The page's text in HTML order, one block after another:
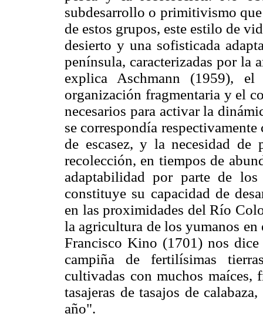
subdesarrollo o primitivismo
de estos grupos, este estilo de
desierto y una sofisticada
península, caracterizadas por la
explica Aschmann (1959),
organización fragmentaria y el
necesarios para activar la
se correspondía
de escasez, y la necesidad de
recolección, en tiempos de
adaptabilidad por parte de
constituye su capacidad de
en las proximidades del Río
la agricultura de los yumanos
Francisco Kino (1701) nos
campiña de fertilísimas
cultivadas con muchos maíces,
tasajeras de tasajos de
año".